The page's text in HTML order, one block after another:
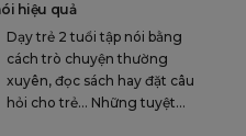
hiệu quả
Dạy trẻ 2 tuổi tập nói bằng
cách trò chuyện thường
xuyên, đọc sách hay đặt câu
hỏi cho trẻ… Những tuyệt